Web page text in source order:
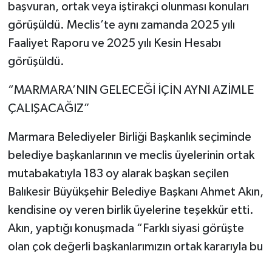
başvuran, ortak veya iştirakçi olunması konuları
görüşüldü. Meclis’te aynı zamanda 2025 yılı
Faaliyet Raporu ve 2025 yılı Kesin Hesabı
görüşüldü.
“MARMARA’NIN GELECEĞİ İÇİN AYNI AZİMLE
ÇALIŞACAĞIZ”
Marmara Belediyeler Birliği Başkanlık seçiminde
belediye başkanlarının ve meclis üyelerinin ortak
mutabakatıyla 183 oy alarak başkan seçilen
Balıkesir Büyükşehir Belediye Başkanı Ahmet Akın,
kendisine oy veren birlik üyelerine teşekkür etti.
Akın, yaptığı konuşmada “Farklı siyasi görüşte
olan çok değerli başkanlarımızın ortak kararıyla bu